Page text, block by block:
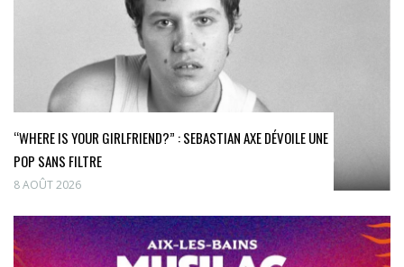
“WHERE IS YOUR GIRLFRIEND?” : SEBASTIAN AXE DÉVOILE UNE
POP SANS FILTRE
8 AOÛT 2026